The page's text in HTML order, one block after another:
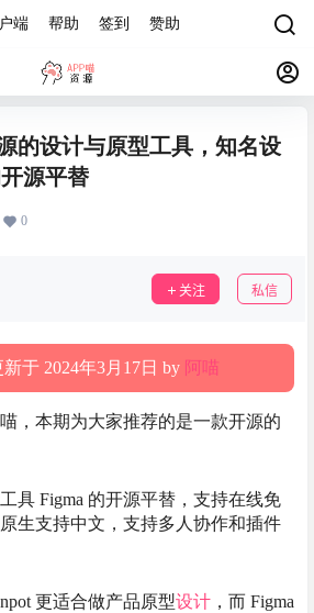
端 帮助 签到 赞助
的设计与原型工具，知名设
源平替
0
关注 私信
于 2024年3月17日 by 阿喵
，本期为大家推荐的是一款开源的
工具 Figma 的开源平替，支持在线免
生支持中文，支持多人协作和插件
更适合做产品原型设计 ，而 Figma